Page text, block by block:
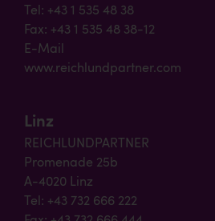
Tel: +43 1 535 48 38
Fax: +43 1 535 48 38-12
E-Mail
www.reichlundpartner.com
Linz
REICHLUNDPARTNER
Promenade 25b
A-4020 Linz
Tel: +43 732 666 222